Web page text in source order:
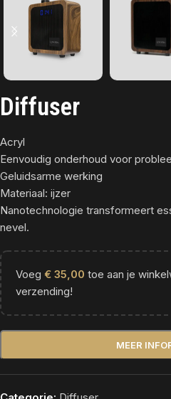
Diffuser
Acryl
Eenvoudig onderhoud voor
Geluidsarme werking
Materiaal: ijzer
Nanotechnologie transformeert
nevel.
Voeg € 35,00 toe aan je
verzending!
MEER